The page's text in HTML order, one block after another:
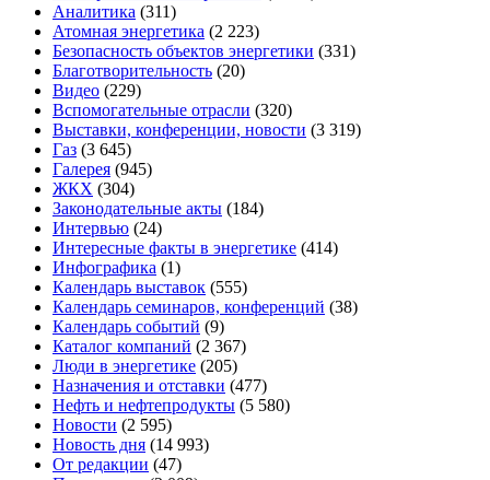
Аналитика (311)
Атомная энергетика (2 223)
Безопасность объектов энергетики (331)
Благотворительность (20)
Видео (229)
Вспомогательные отрасли (320)
Выставки, конференции, новости (3 319)
Газ (3 645)
Галерея (945)
ЖКХ (304)
Законодательные акты (184)
Интервью (24)
Интересные факты в энергетике (414)
Инфографика (1)
Календарь выставок (555)
Календарь семинаров, конференций (38)
Календарь событий (9)
Каталог компаний (2 367)
Люди в энергетике (205)
Назначения и отставки (477)
Нефть и нефтепродукты (5 580)
Новости (2 595)
Новость дня (14 993)
От редакции (47)